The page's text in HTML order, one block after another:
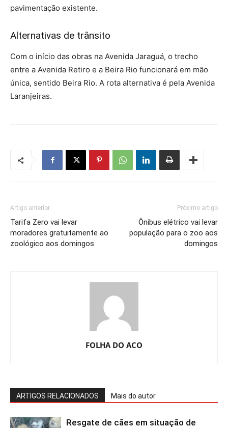
pavimentação existente.
Alternativas de trânsito
Com o início das obras na Avenida Jaraguá, o trecho
entre a Avenida Retiro e a Beira Rio funcionará em mão
única, sentido Beira Rio. A rota alternativa é pela Avenida
Laranjeiras.
Artigo anterior
Tarifa Zero vai levar
moradores gratuitamente ao
zoológico aos domingos
Próximo artigo
Ônibus elétrico vai levar
população para o zoo aos
domingos
FOLHA DO ACO
ARTIGOS RELACIONADOS Mais do autor
Resgate de cães em situação de